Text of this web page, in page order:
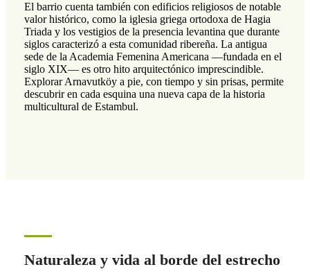
El barrio cuenta también con edificios religiosos de notable
valor histórico, como la iglesia griega ortodoxa de Hagia
Triada y los vestigios de la presencia levantina que durante
siglos caracterizó a esta comunidad ribereña. La antigua
sede de la Academia Femenina Americana —fundada en el
siglo XIX— es otro hito arquitectónico imprescindible.
Explorar Arnavutköy a pie, con tiempo y sin prisas, permite
descubrir en cada esquina una nueva capa de la historia
multicultural de Estambul.
Naturaleza y vida al borde del estrecho